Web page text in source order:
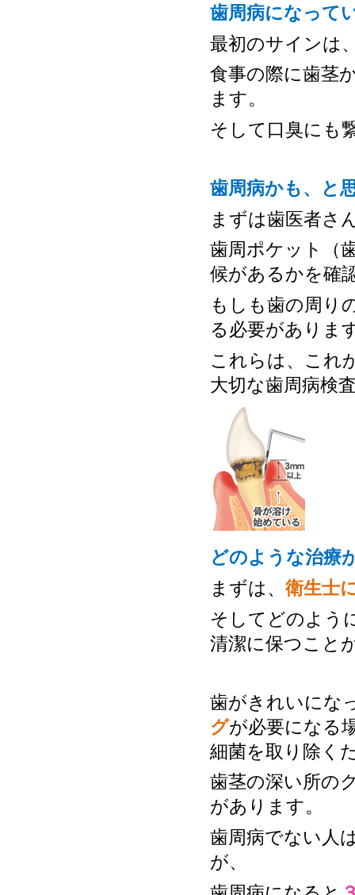
歯周病になって
最初のサインは
食事の際に歯茎
ます。
そして口臭にも
歯周病かも、と
まずは歯医者さ
歯周ポケット（
候があるかを確
もしも歯の周り
る必要がありま
これらは、これ
大切な歯周病検
どのような治療
まずは、 衛生士
そしてどのよう
清潔に保つこと
歯がきれいにな
グが必要になる
細菌を取り除く
歯茎の深い所の
があります。
歯周病でない人
が、